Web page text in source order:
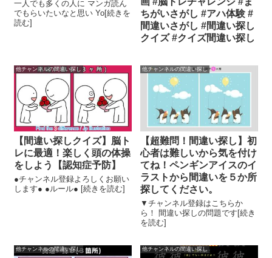
一人でも多くの人に マンガ読ん
でもらいたいなと思い Yo[続きを
読む]
ちがいさがし #アハ体験 #
間違いさがし #間違い探し
クイズ #クイズ間違い探し
他チャンネルの間違い探し
【間違い探しクイズ】脳ト
レに最適！楽しく頭の体操
をしよう【認知症予防】
●チャンネル登録よろしくお願い
します● ●ルール● [続きを読む]
他チャンネルの間違い探し
【超難問！間違い探し】初
心者は難しいから気を付け
てね！ペンギンアイスのイ
ラストから間違いを５か所
探してください。
▼チャンネル登録はこちらか
ら！ 間違い探しの問題です[続き
を読む]
他チャンネルの間違い探し 他チャンネルの間違い探し